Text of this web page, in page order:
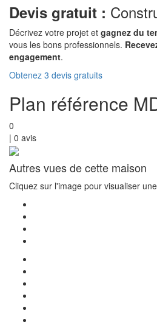
Devis gratuit :
Décrivez votre projet et gagnez du
vous les bons professionnels.
engagement.
Obtenez 3 devis gratuits
Plan référence
0
| 0 avis
Autres vues de cette maison
Cliquez sur l'image pour visualiser